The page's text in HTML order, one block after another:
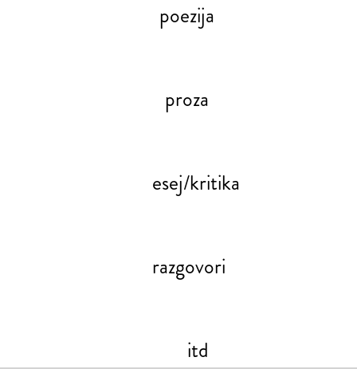
poezija
proza
esej/kritika
razgovori
itd